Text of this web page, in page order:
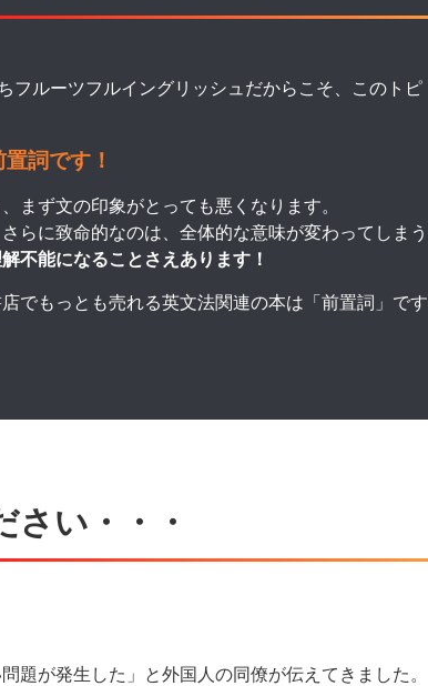
フルーツフルイングリッシュだからこそ、このトピ
詞です！
まず文の印象がとっても悪くなります。
さらに致命的なのは、全体的な意味が変わってしまう
不能になることさえあります！
でもっとも売れる英文法関連の本は「前置詞」です
さい・・・
題が発生した」と外国人の同僚が伝えてきました。